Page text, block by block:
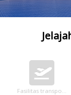
Fasilitas transportasi